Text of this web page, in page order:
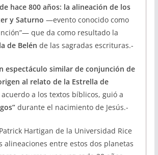
hace 800 años: la alineación de los
y Saturno —evento conocido como
que da como resultado la
de Belén de las sagradas escrituras.-
espectáculo similar de conjunción de
al relato de la Estrella de
a los textos bíblicos, guió a
durante el nacimiento de Jesús.-
Hartigan de la Universidad Rice
alineaciones entre estos dos planetas